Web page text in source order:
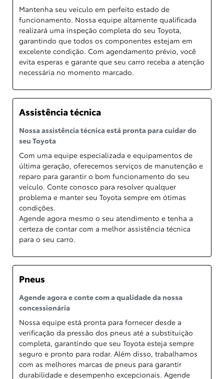
Mantenha seu veículo em perfeito estado de
funcionamento. Nossa equipe altamente qualificada
realizará uma inspeção completa do seu Toyota,
garantindo que todos os componentes estejam em
excelente condição. Com agendamento prévio, você
evita esperas e garante que seu carro receba a atenção
necessária no momento marcado.
Assistência técnica
Nossa assistência técnica está pronta para cuidar do
seu Toyota
Com uma equipe especializada e equipamentos de
última geração, oferecemos serviços de manutenção e
reparo para garantir o bom funcionamento do seu
veículo. Conte conosco para resolver qualquer
problema e manter seu Toyota sempre em ótimas
condições.
Agende agora mesmo o seu atendimento e tenha a
certeza de contar com a melhor assistência técnica
para o seu carro.
Pneus
Agende agora e conte com a qualidade da nossa
concessionária
Nossa equipe está pronta para fornecer desde a
verificação da pressão dos pneus até a substituição
completa, garantindo que seu Toyota esteja sempre
seguro e pronto para rodar. Além disso, trabalhamos
com as melhores marcas de pneus para garantir
durabilidade e desempenho excepcionais. Agende